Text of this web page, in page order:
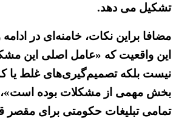
تشکیل می دهد.
مضافا براین نکات، خامنه‌ای در ادامه
این واقعیت که «عامل اصلی این
نیست بلکه تصمیم‌گیری‌های غلط یا
بخش مهمی از مشکلات بوده است»،
تمامی تبلیغات حکومتی برای مقصر